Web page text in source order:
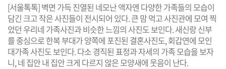
[서울톡톡] 벽면 가득 진열된 네모난 액자엔 다양한 가족들의 모습이
담긴 크고 작은 사진들이 전시되어 있다. 큰 맘 먹고 사진관에 모여 찍
었던 우리네 가족사진과 비슷한 느낌의 사진도 보인다. 새신랑 신부
를 중심으로 한복 부대가 양쪽에 포진된 결혼사진도, 회갑연에 모인
대가족 사진도 보인다. 다소 경직된 표정과 자세의 가족 모습을 보자
니, 네 집안 내 집안 크게 다르지 않은 모양새에 웃음이 난다.